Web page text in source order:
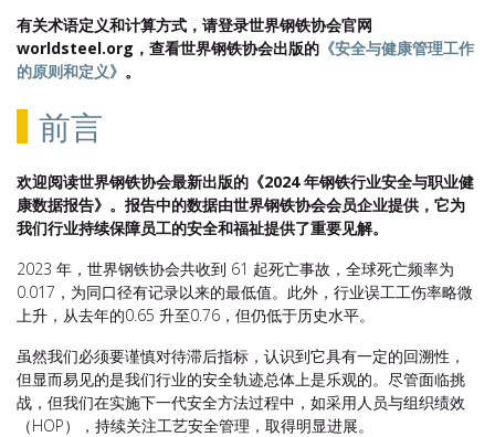
有关术语定义和计算方式，请登录世界钢铁协会官网
worldsteel.org，查看世界钢铁协会出版的 《安全与健康管理工作
的原则和定义》 。
前言
欢迎阅读世界钢铁协会最新出版的《2024 年钢铁行业安全与职业健
康数据报告》。报告中的数据由世界钢铁协会会员企业提供，它为
我们行业持续保障员工的安全和福祉提供了重要见解。
2023 年，世界钢铁协会共收到 61 起死亡事故，全球死亡频率为
0.017，为同口径有记录以来的最低值。此外，行业误工工伤率略微
上升，从去年的0.65 升至0.76，但仍低于历史水平。
虽然我们必须要谨慎对待滞后指标，认识到它具有一定的回溯性，
但显而易见的是我们行业的安全轨迹总体上是乐观的。尽管面临挑
战，但我们在实施下一代安全方法过程中，如采用人员与组织绩效
（HOP），持续关注工艺安全管理，取得明显进展。